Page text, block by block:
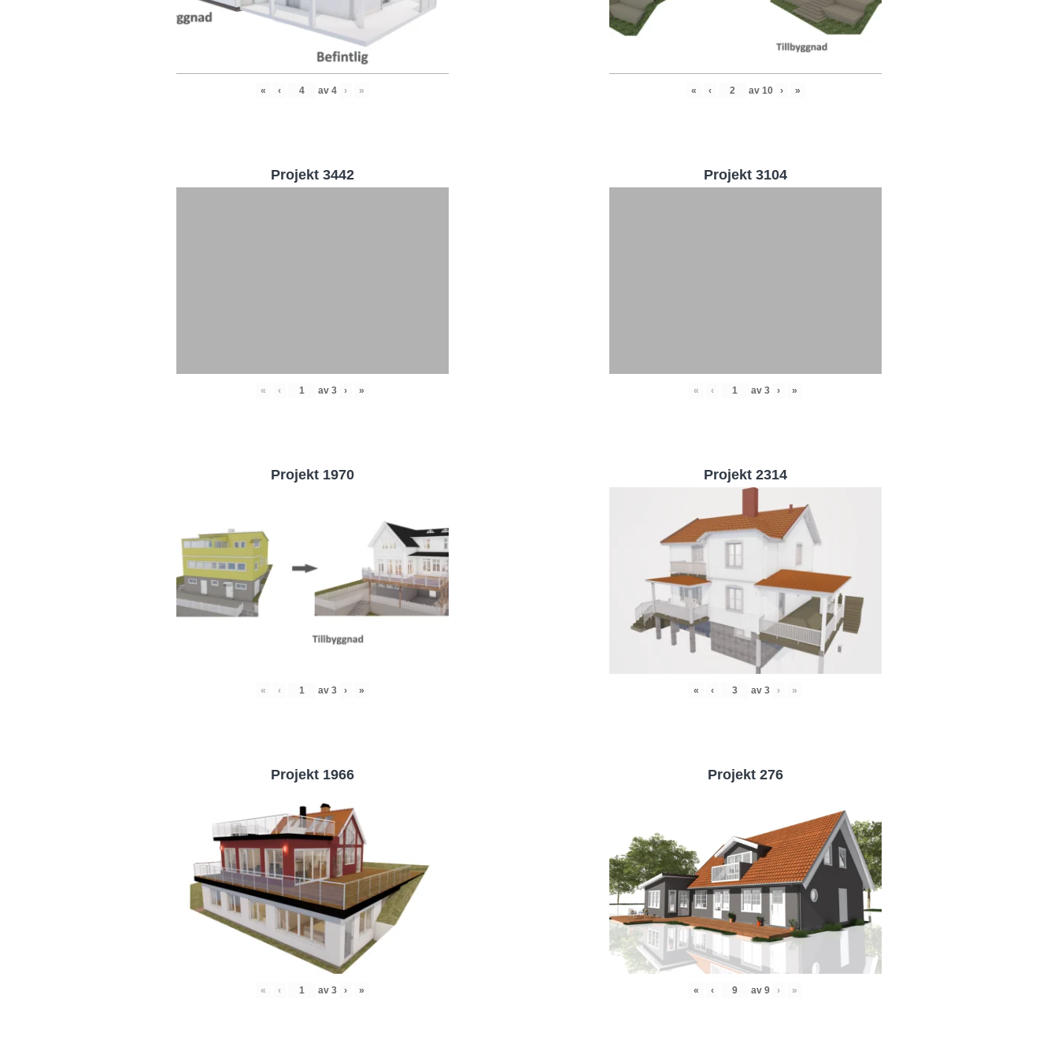
« ‹ av 4 › » « ‹ av 10 › »
Projekt 3442
« ‹ av 3 › »
Projekt 3104
« ‹ av 3 › »
Projekt 1970
« ‹ av 3 › »
Projekt 2314
« ‹ av 3 › »
Projekt 1966
« ‹ av 3 › »
Projekt 276
« ‹ av 9 › »